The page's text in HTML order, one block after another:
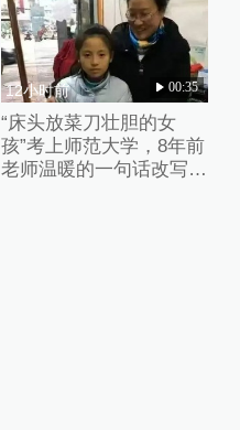
12小时前 00:35
“床头放菜刀壮胆的女
孩”考上师范大学，8年前
老师温暖的一句话改写了